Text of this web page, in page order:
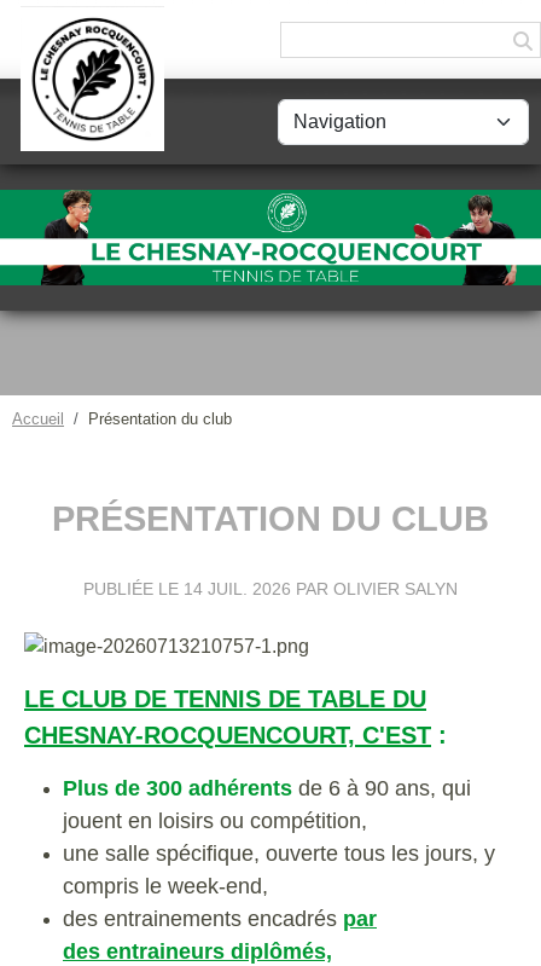
Accueil Présentation du club
PRÉSENTATION DU CLUB
PUBLIÉE LE 14 JUIL. 2026 PAR OLIVIER SALYN
LE CLUB DE TENNIS DE TABLE DU
CHESNAY-ROCQUENCOURT, C'EST :
Pl us de 300 adhérents de 6 à 90 ans, qui
jouent en loisirs ou compétition,
une salle spécifique, ouverte tous les jours, y
compris le week-end,
des entrainements encadrés par
des entraineurs diplômés,
Panneau de gestion des cookies